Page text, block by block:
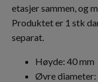
etasjer sammen, og
Produktet er 1 stk
separat.
Høyde: 40 mm
Øvre diameter: